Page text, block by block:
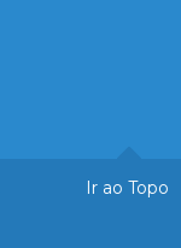
Ir ao Topo